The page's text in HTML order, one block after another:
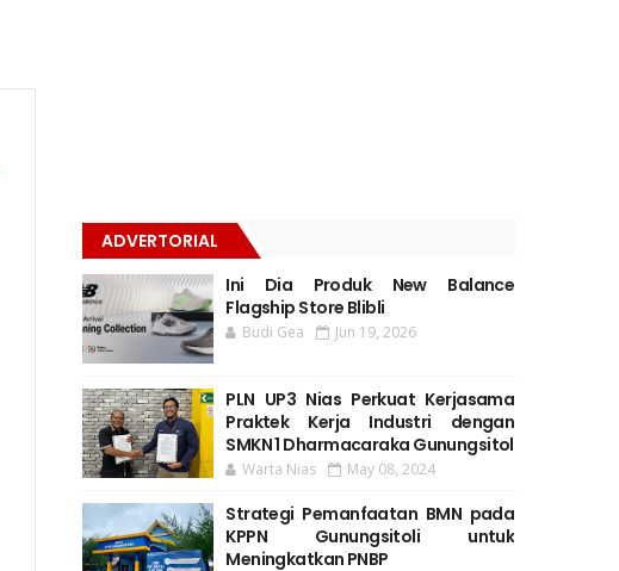
ADVERTORIAL
Ini Dia Produk New Balance
Flagship Store Blibli
Budi Gea Jun 19, 2026
PLN UP3 Nias Perkuat Kerjasama
Praktek Kerja Industri dengan
SMKN 1 Dharmacaraka Gunungsitol
Warta Nias May 08, 2024
Strategi Pemanfaatan BMN pada
KPPN Gunungsitoli untuk
Meningkatkan PNBP